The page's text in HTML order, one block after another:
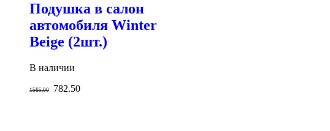
Подушка в салон
автомобиля Winter
Beige (2шт.)
В наличии
1565.00 782.50